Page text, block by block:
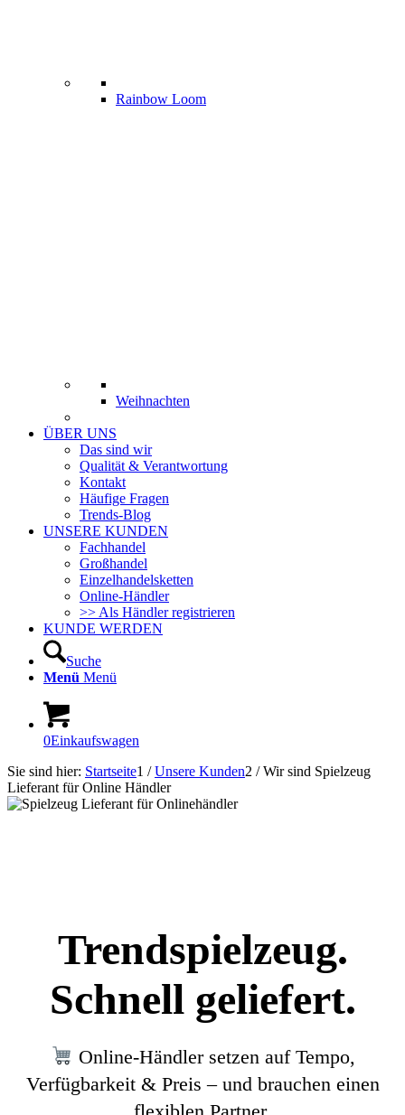
Rainbow Loom
Weihnachten
ÜBER UNS
Das sind wir
Qualität & Verantwortung
Kontakt
Häufige Fragen
Trends-Blog
UNSERE KUNDEN
Fachhandel
Großhandel
Einzelhandelsketten
Online-Händler
>> Als Händler registrieren
KUNDE WERDEN
Suche
Menü Menü
0Einkaufswagen
Sie sind hier: Startseite1 / Unsere Kunden2 / Wir sind Spielzeug
Lieferant für Online Händler
Trendspielzeug.
Schnell geliefert.
Online-Händler setzen auf Tempo,
Verfügbarkeit & Preis – und brauchen einen